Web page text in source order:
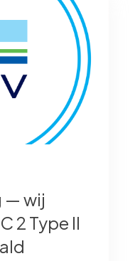
— wij
2 Type II